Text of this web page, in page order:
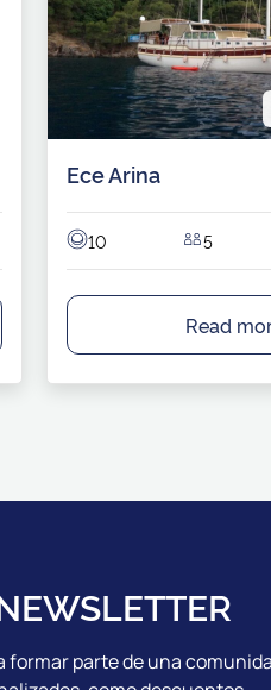
Ece Arina
10 5
Read
formar parte de una